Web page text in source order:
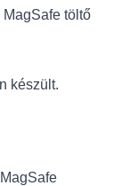
töltő
készült.